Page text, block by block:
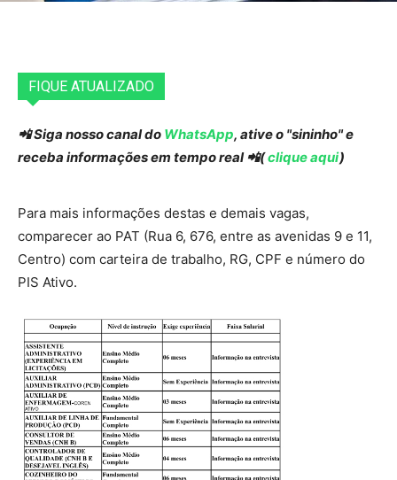
FIQUE ATUALIZADO
📲 Siga nosso canal do WhatsApp, ative o "sininho" e
receba informações em tempo real 📲(clique aqui)
Para mais informações destas e demais vagas,
comparecer ao PAT (Rua 6, 676, entre as avenidas 9 e 11,
Centro) com carteira de trabalho, RG, CPF e número do
PIS Ativo.